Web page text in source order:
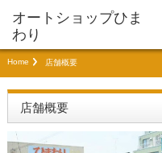
Home 店舗概要
店舗概要